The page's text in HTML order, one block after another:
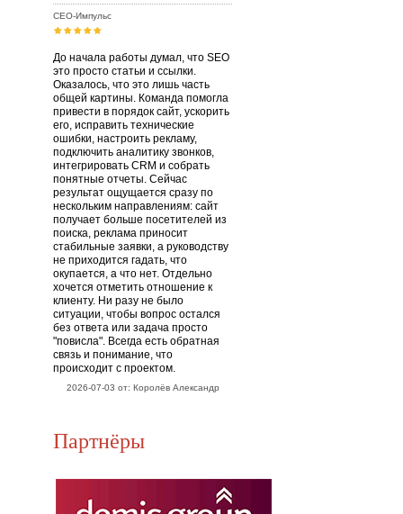
СЕО-Импульс
До начала работы думал, что SEO
это просто статьи и ссылки.
Оказалось, что это лишь часть
общей картины. Команда помогла
привести в порядок сайт, ускорить
его, исправить технические
ошибки, настроить рекламу,
подключить аналитику звонков,
интегрировать CRM и собрать
понятные отчеты. Сейчас
результат ощущается сразу по
нескольким направлениям: сайт
получает больше посетителей из
поиска, реклама приносит
стабильные заявки, а руководству
не приходится гадать, что
окупается, а что нет. Отдельно
хочется отметить отношение к
клиенту. Ни разу не было
ситуации, чтобы вопрос остался
без ответа или задача просто
"повисла". Всегда есть обратная
связь и понимание, что
происходит с проектом.
2026-07-03 от: Королёв Александр
Партнёры